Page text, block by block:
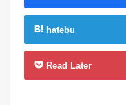
hatebu
Read Later